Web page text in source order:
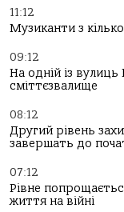
11:12
Музиканти з
09:12
На одній із вулиць
сміттєзвалище
08:12
Другий рівень
завершать до
07:12
Рівне
життя на війні